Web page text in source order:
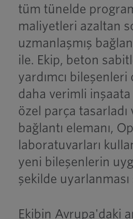
tüm tünelde
maliyetleri azaltan
uzmanlaşmış
ile. Ekip, beton
yardımcı bileşenleri
daha verimli inşaata
özel parça
bağlantı elemanı,
laboratuvarları
yeni bileşenlerin
şekilde uyarlanması
Ekibin Avrupa'daki